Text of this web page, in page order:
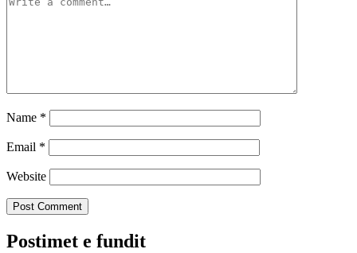
Name *
Email *
Website
Postimet e fundit